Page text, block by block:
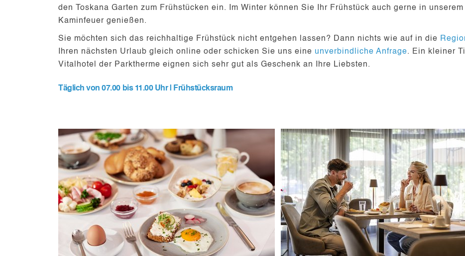
den Toskana Garten zum Frühstücken ein. Im Winter können Sie Ihr Frühstück auch gerne in
Kaminfeuer genießen.
Sie möchten sich das reichhaltige Frühstück nicht entgehen lassen? Dann nichts wie auf in die
Ihren nächsten Urlaub gleich online oder schicken Sie uns eine unverbindliche Anfrage. Ein kleiner
Vitalhotel der Parktherme eignen sich sehr gut als Geschenk an Ihre Liebsten.
Täglich von 07.00 bis 11.00 Uhr | Frühstücksraum